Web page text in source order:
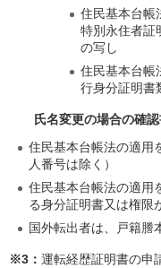
住民基本台帳
特別永住者証
の写し
住民基本台帳
行身分証明書
氏名変更の場合の確
住民基本台帳法の適用
人番号は除く）
住民基本台帳法の適用
る身分証明書又は権限
国外転出者は、戸籍謄
※3： 運転経歴証明書の申